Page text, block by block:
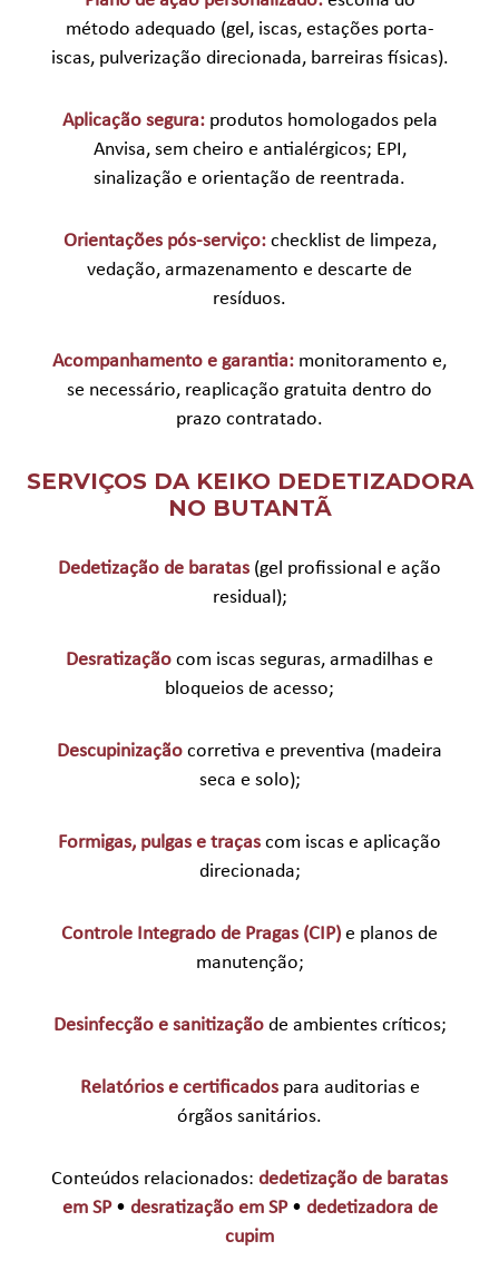
método adequado (gel, iscas, estações porta-
iscas, pulverização direcionada, barreiras físicas).
Aplicação segura:produtos homologados pela
Anvisa, sem cheiro e antialérgicos; EPI,
sinalização e orientação de reentrada.
Orientações pós-serviço:checklist de limpeza,
vedação, armazenamento e descarte de
resíduos.
Acompanhamento e garantia: monitoramento e,
se necessário, reaplicação gratuita dentro do
prazo contratado.
SERVIÇOS DA KEIKO DEDETIZADORA
NO BUTANTÃ
Dedetização de baratas (gel profissional e ação
residual);
Desratização com iscas seguras, armadilhas e
bloqueios de acesso;
Descupinização corretiva e preventiva (madeira
seca e solo);
Formigas, pulgas e traças com iscas e aplicação
direcionada;
Controle Integrado de Pragas (CIP) e planos de
manutenção;
Desinfecção e sanitizaçãode ambientes críticos;
Relatórios e certificadospara auditorias e
órgãos sanitários.
Conteúdos relacionados: dedetização de baratas
em SP• desratização em SP• dedetizadora de
cupim